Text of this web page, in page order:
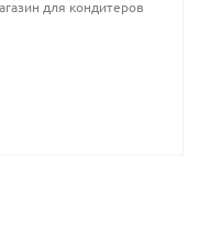
для кондитеров